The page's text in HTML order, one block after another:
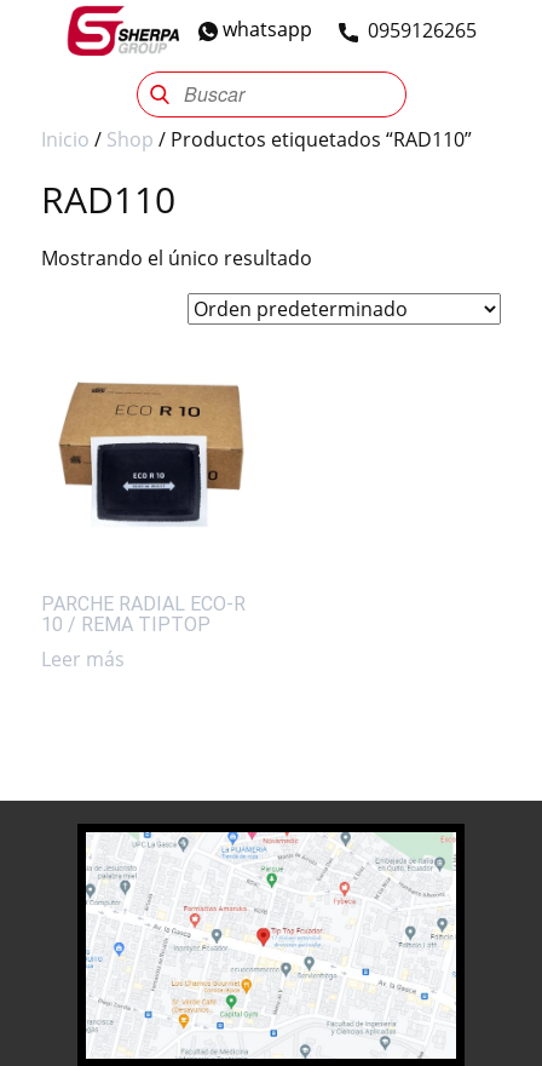
​0959126265
whatsapp
Sherpa Group Reencauche Automotriz
Inicio / Shop / Productos etiquetados “RAD110”
RAD110
Mostrando el único resultado
PARCHE RADIAL ECO-R
10 / REMA TIPTOP
Leer más